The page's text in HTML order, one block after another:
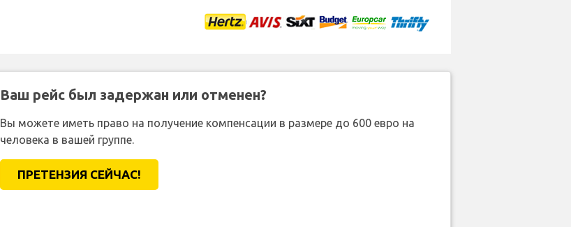
Ваш рейс был задержан или отменен?
Вы можете иметь право на получение компенсации в размере до 600 евро на
человека в вашей группе.
ПРЕТЕНЗИЯ CЕЙЧАС!